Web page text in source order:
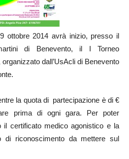
ottobre 2014 avrà inizio, presso il
di Benevento, il I Torneo
dall’UsAcli di Benevento
la quota di partecipazione è di €
prima di ogni gara. Per poter
il certificato medico agonistico e la
di riconoscimento da mettere sul